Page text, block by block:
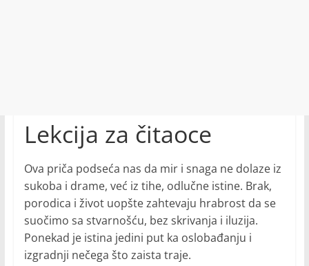
Lekcija za čitaoce
Ova priča podseća nas da mir i snaga ne dolaze iz
sukoba i drame, već iz tihe, odlučne istine. Brak,
porodica i život uopšte zahtevaju hrabrost da se
suočimo sa stvarnošću, bez skrivanja i iluzija.
Ponekad je istina jedini put ka oslobađanju i
izgradnji nečega što zaista traje.